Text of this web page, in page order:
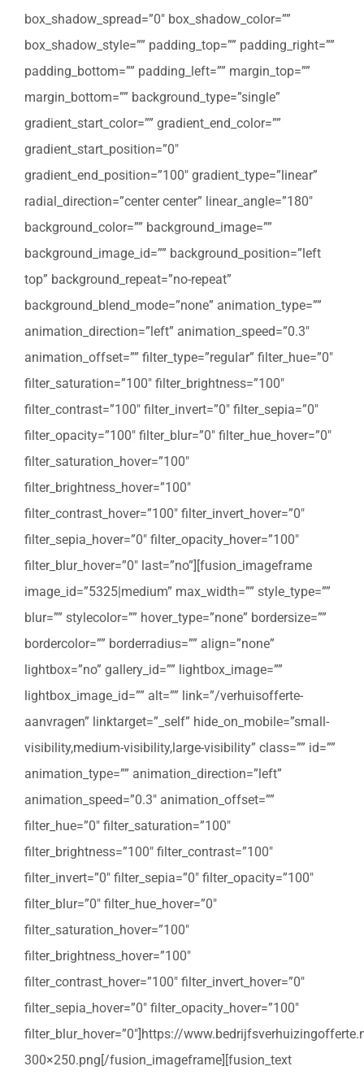
box_shadow_spread=”0″ box_shadow_color=””
box_shadow_style=”” padding_top=”” padding_right=””
padding_bottom=”” padding_left=”” margin_top=””
margin_bottom=”” background_type=”single”
gradient_start_color=”” gradient_end_color=””
gradient_start_position=”0″
gradient_end_position=”100″ gradient_type=”linear”
radial_direction=”center center” linear_angle=”180″
background_color=”” background_image=””
background_image_id=”” background_position=”left
top” background_repeat=”no-repeat”
background_blend_mode=”none” animation_type=””
animation_direction=”left” animation_speed=”0.3″
animation_offset=”” filter_type=”regular” filter_hue=”0″
filter_saturation=”100″ filter_brightness=”100″
filter_contrast=”100″ filter_invert=”0″ filter_sepia=”0″
filter_opacity=”100″ filter_blur=”0″ filter_hue_hover=”0″
filter_saturation_hover=”100″
filter_brightness_hover=”100″
filter_contrast_hover=”100″ filter_invert_hover=”0″
filter_sepia_hover=”0″ filter_opacity_hover=”100″
filter_blur_hover=”0″ last=”no”][fusion_imageframe
image_id=”5325|medium” max_width=”” style_type=””
blur=”” stylecolor=”” hover_type=”none” bordersize=””
bordercolor=”” borderradius=”” align=”none”
lightbox=”no” gallery_id=”” lightbox_image=””
lightbox_image_id=”” alt=”” link=”/verhuisofferte-
aanvragen” linktarget=”_self” hide_on_mobile=”small-
visibility,medium-visibility,large-visibility” class=”” id=””
animation_type=”” animation_direction=”left”
animation_speed=”0.3″ animation_offset=””
filter_hue=”0″ filter_saturation=”100″
filter_brightness=”100″ filter_contrast=”100″
filter_invert=”0″ filter_sepia=”0″ filter_opacity=”100″
filter_blur=”0″ filter_hue_hover=”0″
filter_saturation_hover=”100″
filter_brightness_hover=”100″
filter_contrast_hover=”100″ filter_invert_hover=”0″
filter_sepia_hover=”0″ filter_opacity_hover=”100″
filter_blur_hover=”0″]https://
300×250.png[/fusion_imageframe][fusion_text